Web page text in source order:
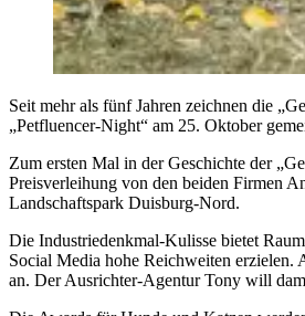
Seit mehr als fünf Jahren zeichnen die
„Petfluencer-Night“ am 25. Oktober
Zum ersten Mal in der Geschichte der
Preisverleihung von den beiden Firmen
Landschaftspark Duisburg-Nord.
Die Industriedenkmal-Kulisse bietet
Social Media hohe Reichweiten erzielen.
an. Der Ausrichter-Agentur Tony will